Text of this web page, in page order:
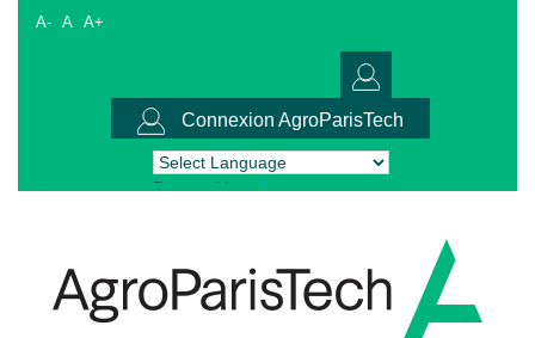
A- A A+
Connexion AgroParisTech
Powered by Translate